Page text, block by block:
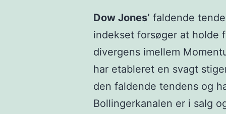
Dow Jones’ faldende
indekset forsøger at holde
divergens imellem
har etableret en svagt
den faldende tendens og
Bollingerkanalen er i salg